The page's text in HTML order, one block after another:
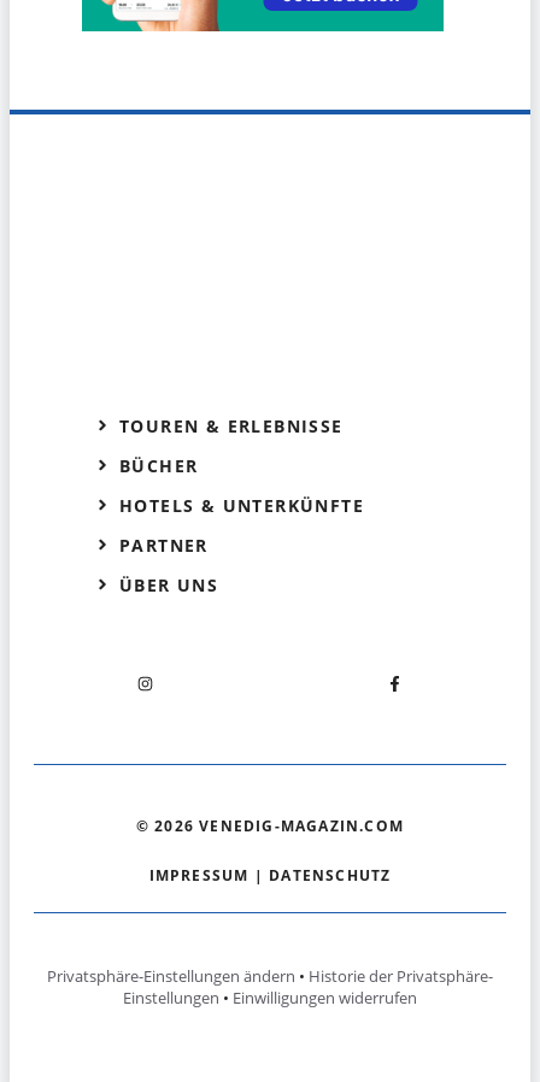
TOUREN & ERLEBNISSE
BÜCHER
HOTELS & UNTERKÜNFTE
PARTNER
ÜBER UNS
© 2026 VENEDIG-MAGAZIN.COM
IMPRESSUM | DATENSCHUTZ
Privatsphäre-Einstellungen ändern • Historie der Privatsphäre-
Einstellungen • Einwilligungen widerrufen